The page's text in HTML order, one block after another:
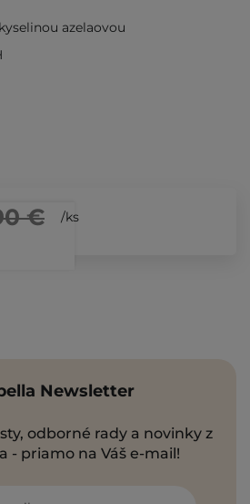
€ /ks
azelaovou
Newsletter
odborné rady a novinky z
- priamo na Váš e-mail!